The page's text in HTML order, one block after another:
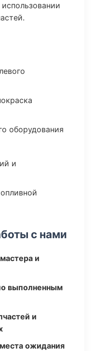
оборудования
и
с нами
и
выполненным
и
ожидания